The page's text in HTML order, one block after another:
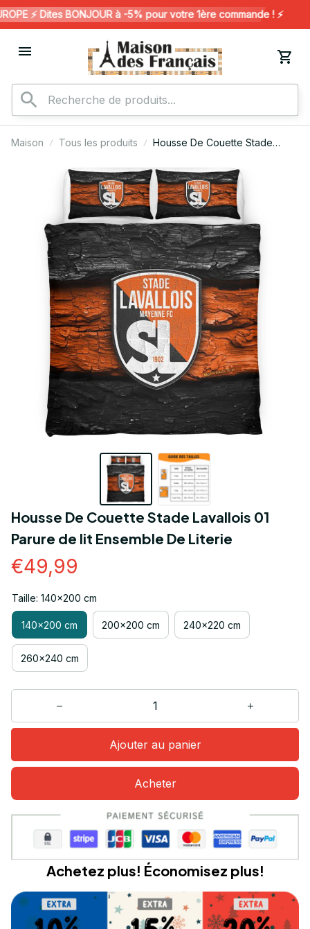
⚡️ Dites BONJOUR à -5% pour votre 1ère commande ! ⚡️
Maison Tous les produits
Housse De Couette Stade
Ensemble De Literie
Housse De Couette Stade Lavallois 01
Parure de lit Ensemble De Literie
€49,99
Taille: 140x200 cm
140x200 cm 200x200 cm 240x220 cm
260x240 cm
Ajouter au panier
Acheter
Achetez plus! Économisez plus!